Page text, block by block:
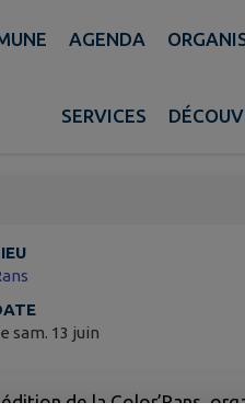
AGENDA
SERVICES
sam. 13 juin
de la Color’Rans,